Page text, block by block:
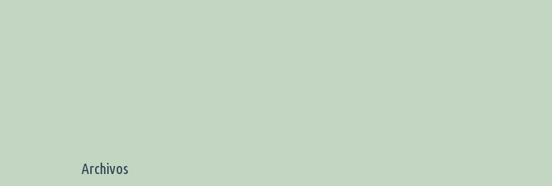
Archivos